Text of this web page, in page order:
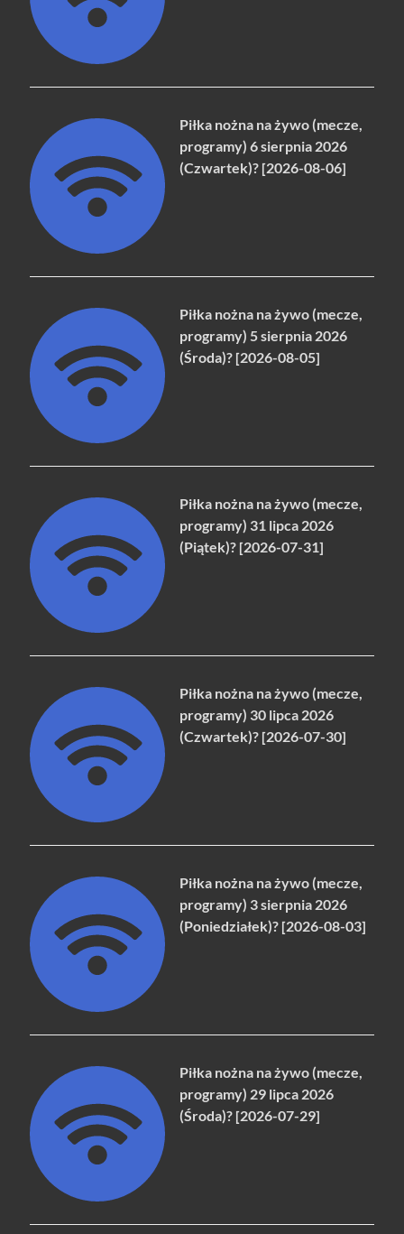
Piłka nożna na żywo (mecze,
programy) 6 sierpnia 2026
(Czwartek)? [2026-08-06]
Piłka nożna na żywo (mecze,
programy) 5 sierpnia 2026
(Środa)? [2026-08-05]
Piłka nożna na żywo (mecze,
programy) 31 lipca 2026
(Piątek)? [2026-07-31]
Piłka nożna na żywo (mecze,
programy) 30 lipca 2026
(Czwartek)? [2026-07-30]
Piłka nożna na żywo (mecze,
programy) 3 sierpnia 2026
(Poniedziałek)? [2026-08-03]
Piłka nożna na żywo (mecze,
programy) 29 lipca 2026
(Środa)? [2026-07-29]